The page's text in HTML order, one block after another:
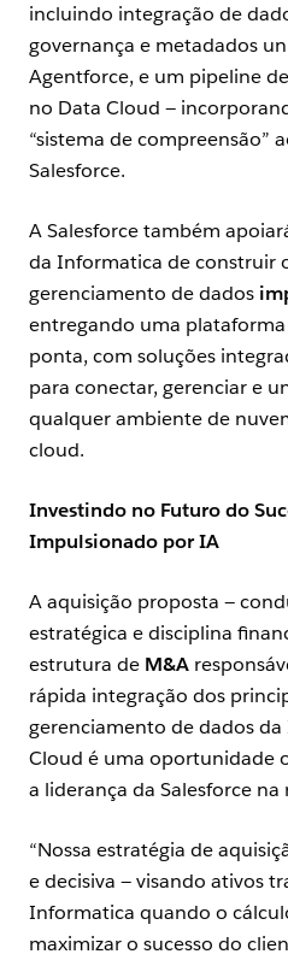
incluindo integração de
governança e metadados
Agentforce, e um pipeline
no Data Cloud —
“sistema de compreensão”
Salesforce.
A Salesforce também
da Informatica de construir
gerenciamento de dados
entregando uma
ponta, com soluções
para conectar, gerenciar e
qualquer ambiente de
cloud.
Investindo no Futuro do
Impulsionado por IA
A aquisição proposta —
estratégica e disciplina
estrutura de M&A
rápida integração dos
gerenciamento de dados
Cloud é uma oportunidade
a liderança da Salesforce na
“Nossa estratégia de
e decisiva — visando ativos
Informatica quando o
maximizar o sucesso do